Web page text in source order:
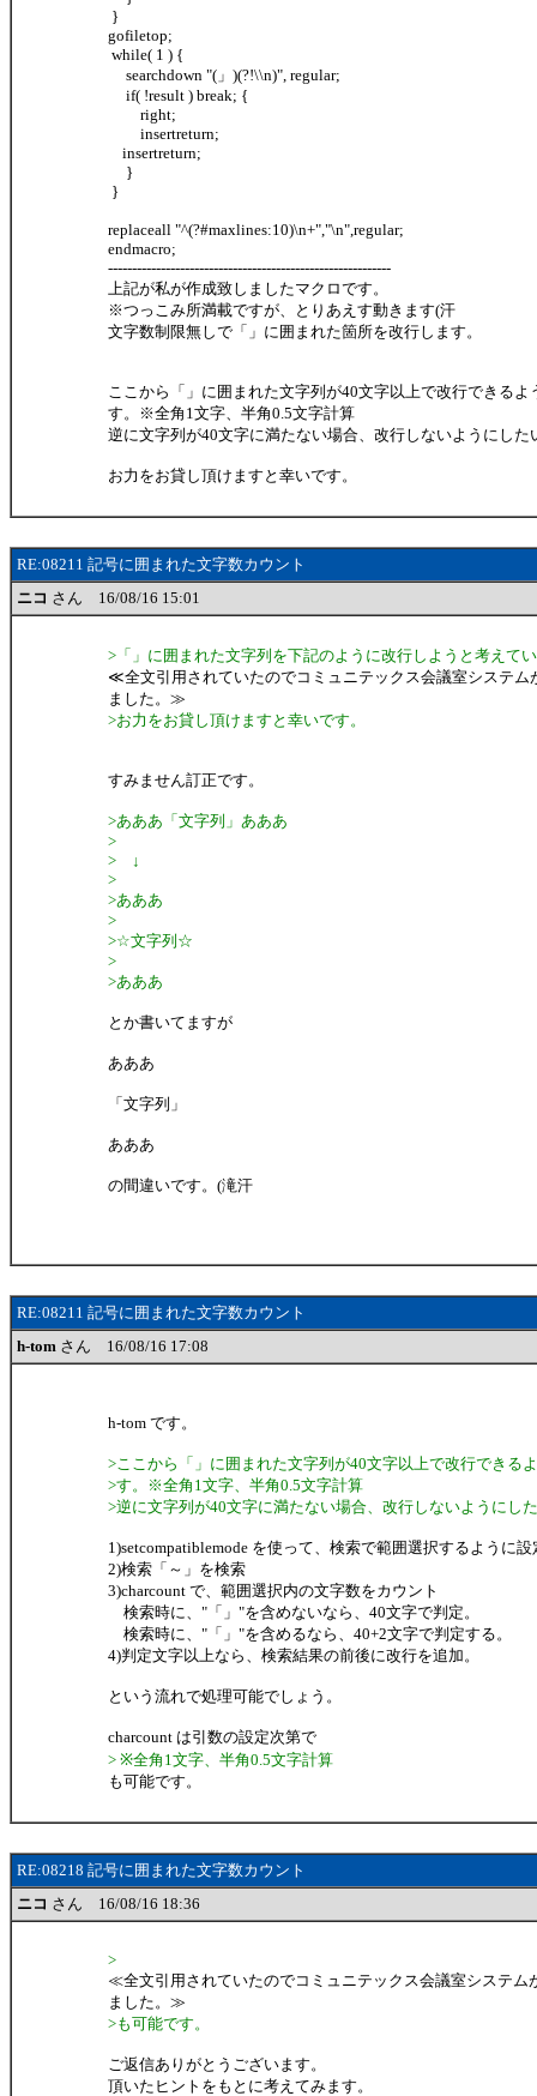
}
gofiletop;
while( 1 ) {
searchdown "(」)(?!\\n)", regular;
if( !result ) break; {
right;
insertreturn;
insertreturn;
}
}
replaceall "^(?#maxlines:10)\n+","\n",regular;
endmacro;
-----------------------------------------------------------
上記が私が作成致しましたマクロです。
※つっこみ所満載ですが、とりあえす動きます(汗
文字数制限無しで「」に囲まれた箇所を改行します。
ここから「」に囲まれた文字列が40文字以上で改行できるよ
す。※全角1文字、半角0.5文字計算
逆に文字列が40文字に満たない場合、改行しないようにした
お力をお貸し頂けますと幸いです。
RE:08211 記号に囲まれた文字数カウント
ニコ さん 16/08/16 15:01
>「」に囲まれた文字列を下記のように改行しようと考えてい
≪全文引用されていたのでコミュニテックス会議室システム
ました。≫
>お力をお貸し頂けますと幸いです。
すみません訂正です。
>あああ「文字列」あああ
>
> ↓
>
>あああ
>
>☆文字列☆
>
>あああ
とか書いてますが
あああ
「文字列」
あああ
の間違いです。(滝汗
RE:08211 記号に囲まれた文字数カウント
h-tom さん 16/08/16 17:08
h-tom です。
>ここから「」に囲まれた文字列が40文字以上で改行できる
>す。※全角1文字、半角0.5文字計算
>逆に文字列が40文字に満たない場合、改行しないようにした
1)setcompatiblemode を使って、検索で範囲選択するように設
2)検索「～」を検索
3)charcount で、範囲選択内の文字数をカウント
検索時に、"「」"を含めないなら、40文字で判定。
検索時に、"「」"を含めるなら、40+2文字で判定する。
4)判定文字以上なら、検索結果の前後に改行を追加。
という流れで処理可能でしょう。
charcount は引数の設定次第で
> ※全角1文字、半角0.5文字計算
も可能です。
RE:08218 記号に囲まれた文字数カウント
ニコ さん 16/08/16 18:36
>
≪全文引用されていたのでコミュニテックス会議室システム
ました。≫
>も可能です。
ご返信ありがとうございます。
頂いたヒントをもとに考えてみます。